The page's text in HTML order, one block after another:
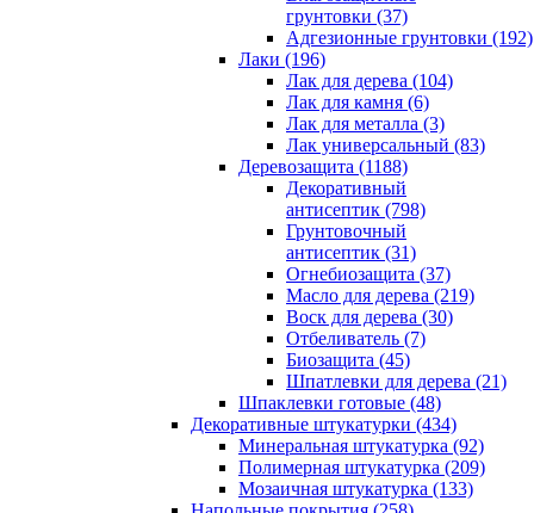
грунтовки (37)
Адгезионные грунтовки (192)
Лаки (196)
Лак для дерева (104)
Лак для камня (6)
Лак для металла (3)
Лак универсальный (83)
Деревозащита (1188)
Декоративный
антисептик (798)
Грунтовочный
антисептик (31)
Огнебиозащита (37)
Масло для дерева (219)
Воск для дерева (30)
Отбеливатель (7)
Биозащита (45)
Шпатлевки для дерева (21)
Шпаклевки готовые (48)
Декоративные штукатурки (434)
Минеральная штукатурка (92)
Полимерная штукатурка (209)
Мозаичная штукатурка (133)